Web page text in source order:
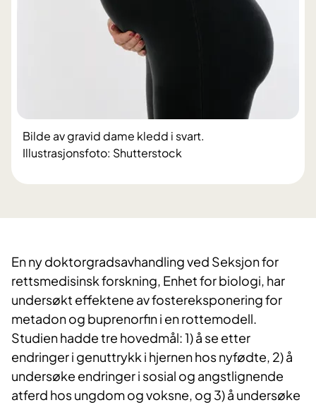
Bilde av gravid dame kledd i svart.
Illustrasjonsfoto: Shutterstock
En ny doktorgradsavhandling ved Seksjon for
rettsmedisinsk forskning, Enhet for biologi, har
undersøkt effektene av fostereksponering for
metadon og buprenorfin i en rottemodell.
Studien hadde tre hovedmål: 1) å se etter
endringer i genuttrykk i hjernen hos nyfødte, 2) å
undersøke endringer i sosial og angstlignende
atferd hos ungdom og voksne, og 3) å undersøke